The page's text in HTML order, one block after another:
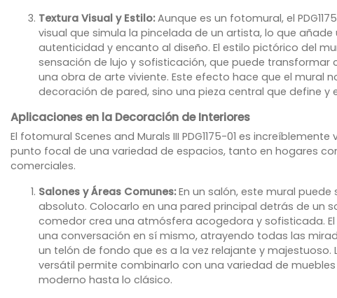
Textura Visual y Estilo:Aunque es un fotomural, el
visual que simula la pincelada de un artista, lo que
autenticidad y encanto al diseño. El estilo pictórico del
sensación de lujo y sofisticación, que puede transformar
una obra de arte viviente. Este efecto hace que el mural
decoración de pared, sino una pieza central que define y
Aplicaciones en la Decoración de Interiores
El fotomural Scenes and Murals III PDG1175-01 es
punto focal de una variedad de espacios, tanto en hogares
comerciales.
Salones y Áreas Comunes:En un salón, este mural
absoluto. Colocarlo en una pared principal detrás de un
comedor crea una atmósfera acogedora y sofisticada. El
una conversación en sí mismo, atrayendo todas las
un telón de fondo que es a la vez relajante y majestuoso.
versátil permite combinarlo con una variedad de
moderno hasta lo clásico.